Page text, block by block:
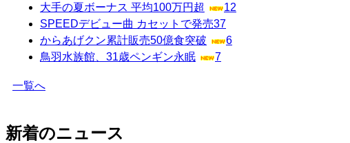
大手の夏ボーナス 平均100万円超
12
SPEEDデビュー曲 カセットで発売37
からあげクン累計販売50億食突破
6
鳥羽水族館、31歳ペンギン永眠
7
一覧へ
新着のニュース